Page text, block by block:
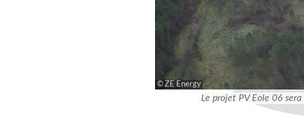
ZE Energy
Le projet PV Eole 06